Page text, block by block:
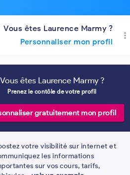
Vous êtes Laurence Marmy ?
Personnaliser mon profil
more_vert
Vous êtes Laurence Marmy ?
Prenez le contôle de votre profil
gratuitement mon profil
votre visibilité sur internet et
les informations
sur vos cours, tarifs,